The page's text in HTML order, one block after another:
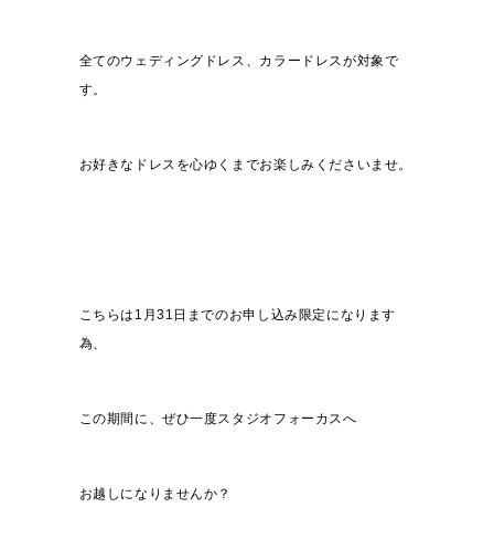
全てのウェディングドレス、カラードレスが対象で
す。
お好きなドレスを心ゆくまでお楽しみくださいませ。
こちらは1月31日までのお申し込み限定になります
為、
この期間に、ぜひ一度スタジオフォーカスへ
お越しになりませんか？